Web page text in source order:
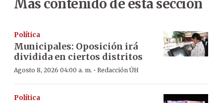
Más contenido de esta sección
Política
Municipales: Oposición irá
dividida en ciertos distritos
Agosto 8, 2026 04:00 a. m. · Redacción ÚH
Política